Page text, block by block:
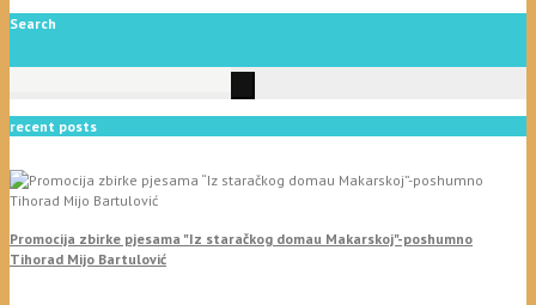
Search
recent posts
Promocija zbirke pjesama "Iz staračkog domau Makarskoj"-poshumno
Tihorad Mijo Bartulović